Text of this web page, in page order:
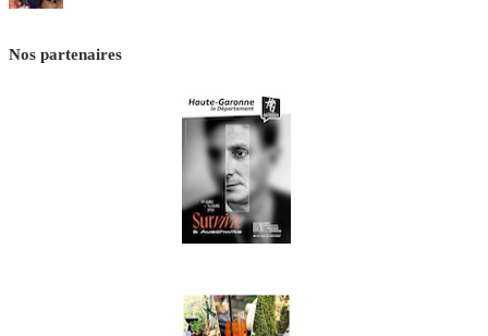
Nos partenaires